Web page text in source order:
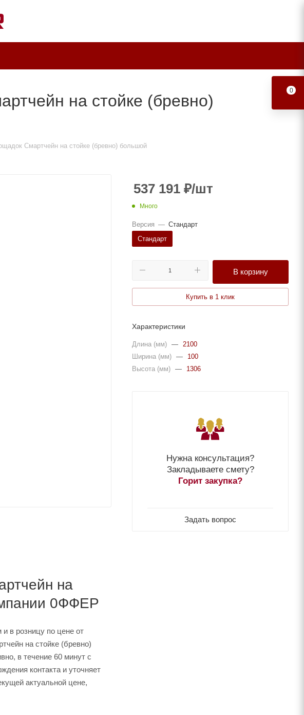
на стойке (бревно)
Смартчейн на стойке (бревно) большой
на
0ФФЕР
в розницу по цене от
на стойке (бревно)
в течение 60 минут с
контакта и уточняет
актуальной цене,
537 191 ₽/шт
Много
Версия — Стандарт
Стандарт
В корзину
Купить в 1 клик
Характеристики
Длина (мм) —
2100
Ширина (мм) —
100
Высота (мм) — 1306
Нужна консультация?
Закладываете смету?
Горит закупка?
Задать вопрос
0